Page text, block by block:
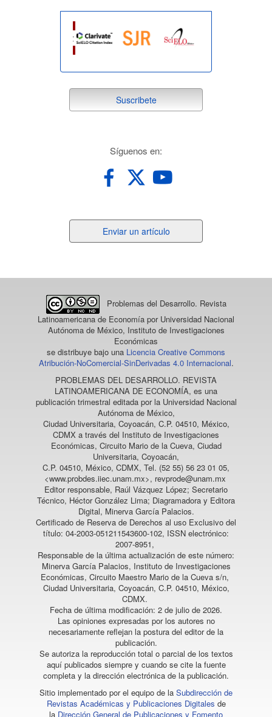
suscribete
Suscribete
Síguenos en:
un
Enviar un artículo
Problemas del Desarrollo. Revista
Latinoamericana de Economía por Universidad Nacional
Autónoma de México, Instituto de Investigaciones
Económicas
se distribuye bajo una Licencia Creative Commons
Atribución-NoComercial-SinDerivadas 4.0 Internacional.
PROBLEMAS DEL DESARROLLO. REVISTA
LATINOAMERICANA DE ECONOMÍA, es una
publicación trimestral editada por la Universidad Nacional
Autónoma de México,
Ciudad Universitaria, Coyoacán, C.P. 04510, México,
CDMX a través del Instituto de Investigaciones
Económicas, Circuito Mario de la Cueva, Ciudad
Universitaria, Coyoacán,
C.P. 04510, México, CDMX, Tel. (52 55) 56 23 01 05,
<www.probdes.iiec.unam.mx>, revprode@unam.mx
Editor responsable, Raúl Vázquez López; Secretario
Técnico, Héctor González Lima; Diagramadora y Editora
Digital, Minerva García Palacios.
Certificado de Reserva de Derechos al uso Exclusivo del
título: 04-2003-051211543600-102, ISSN electrónico:
2007-8951,
Responsable de la última actualización de este número:
Minerva García Palacios, Instituto de Investigaciones
Económicas, Circuito Maestro Mario de la Cueva s/n,
Ciudad Universitaria, Coyoacán, C.P. 04510, México,
CDMX.
Fecha de última modificación: 2 de julio de 2026.
Las opiniones expresadas por los autores no
necesariamente reflejan la postura del editor de la
publicación.
Se autoriza la reproducción total o parcial de los textos
aquí publicados siempre y cuando se cite la fuente
completa y la dirección electrónica de la publicación.
Sitio implementado por el equipo de la Subdirección de
Revistas Académicas y Publicaciones Digitales de
la Dirección General de Publicaciones y Fomento